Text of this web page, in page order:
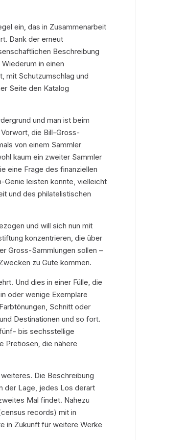
ein, das in Zusammenarbeit
Dank der erneut
Beschreibung
in einen
mit Schutzumschlag und
Seite den Katalog
und man ist beim
die Bill-Gross-
von einem Sammler
kaum ein zweiter Sammler
eine Frage des finanziellen
leisten konnte, vielleicht
und des philatelistischen
und will sich nun mit
konzentrieren, die über
Gross-Sammlungen sollen –
zu Gute kommen.
Und dies in einer Fülle, die
oder wenige Exemplare
Schnitt oder
Destinationen und so fort.
bis sechsstellige
Pretiosen, die nähere
Die Beschreibung
der Lage, jedes Los derart
Mal findet. Nahezu
records) mit in
in Zukunft für weitere Werke